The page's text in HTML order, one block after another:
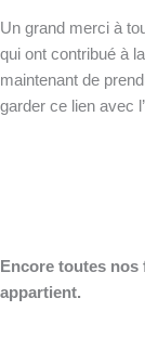
Un grand merci à
qui ont contribué à
maintenant de
garder ce lien avec
Encore toutes
appartient.